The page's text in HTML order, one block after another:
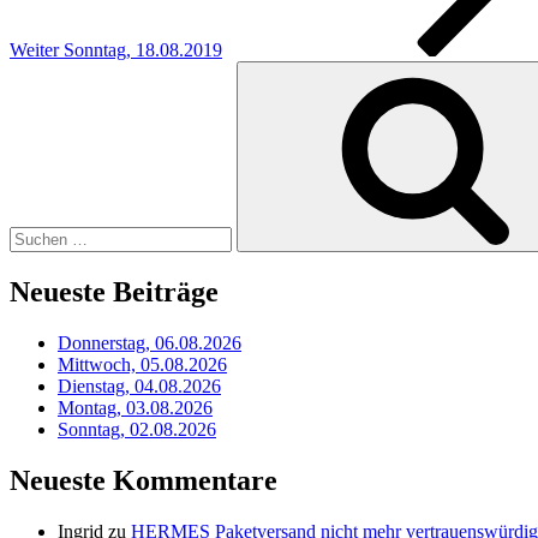
Weiter Sonntag, 18.08.2019
Neueste Beiträge
Donnerstag, 06.08.2026
Mittwoch, 05.08.2026
Dienstag, 04.08.2026
Montag, 03.08.2026
Sonntag, 02.08.2026
Neueste Kommentare
Ingrid zu HERMES Paketversand nicht mehr vertrauenswürdig